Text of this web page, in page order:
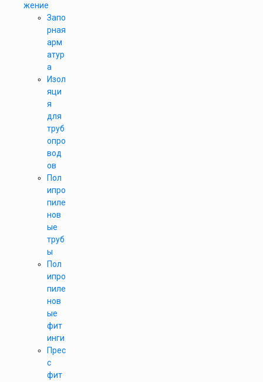
жение
Запо
рная
арм
атур
а
Изол
яци
я
для
труб
опро
вод
ов
Пол
ипро
пиле
нов
ые
труб
ы
Пол
ипро
пиле
нов
ые
фит
инги
Прес
с
фит